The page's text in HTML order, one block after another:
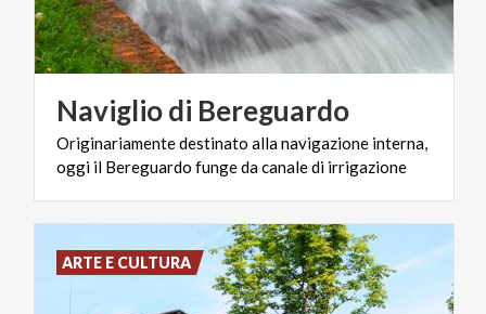
Navigliodi Bereguardo
Originariamentedestinato allanavigazione interna,
oggi il Bereguardo fungedacanaledi irrigazione
ARTE E CULTURA